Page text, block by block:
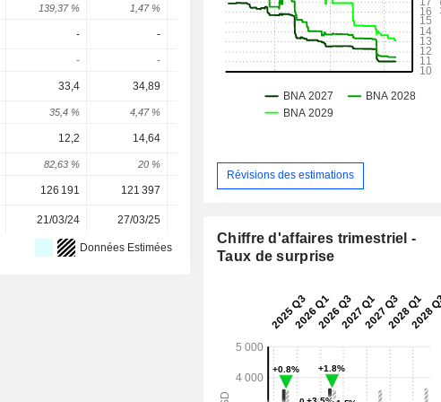
139,37 % 1,47 % -26,61 % 9,19 % 11,2 %
- - - - -
- - - - -
33,4 34,89
35,4 % 4,47 % 12,25 %
12,2 14,64
82,63 % 20 % -9,43 % -16,75 %
126 191 121 397 117 306 113 554 113 554
21/03/24 27/03/25
Données Estimées
Révisions des estimations
Chiffre d'affaires trimestriel -
Taux de surprise